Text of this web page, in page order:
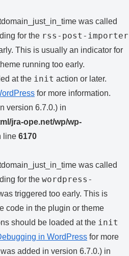
was called
for the rss-post-importer
This is usually an indicator for
running too early.
at the init action or later.
for more information.
version 6.7.0.) in
jra-ope.net/wp/wp-
line 6170
was called
for the wordpress-
triggered too early. This is
code in the plugin or theme
should be loaded at the init
in WordPress for more
added in version 6.7.0.) in